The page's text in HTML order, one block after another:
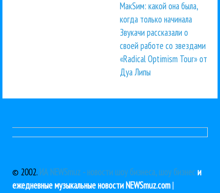
МакSим: какой она была,
когда только начинала
Звукачи рассказали о
своей работе со звездами
«Radical Optimism Tour» от
Дуа Липы
© 2002. ИА NEWSmuz - новости шоу бизнеса, шоу бизнеси
ежедневные музыкальные новости NEWSmuz.com|